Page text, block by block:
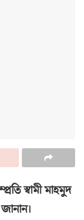
স্বামী মাহমুদ